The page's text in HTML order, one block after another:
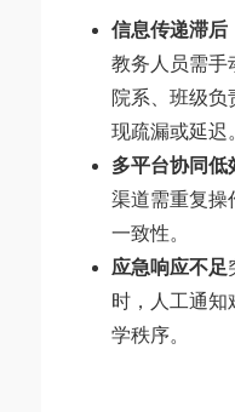
信息传递滞后
教务人员需手
院系、班级负
现疏漏或延迟
多平台协同低
渠道需重复操
一致性。
应急响应不足
时，人工通知
学秩序。